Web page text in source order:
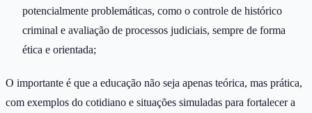
potencialmente problemáticas, como o controle de histórico
criminal e avaliação de processos judiciais, sempre de forma
ética e orientada;
O importante é que a educação não seja apenas teórica, mas prática,
com exemplos do cotidiano e situações simuladas para fortalecer a